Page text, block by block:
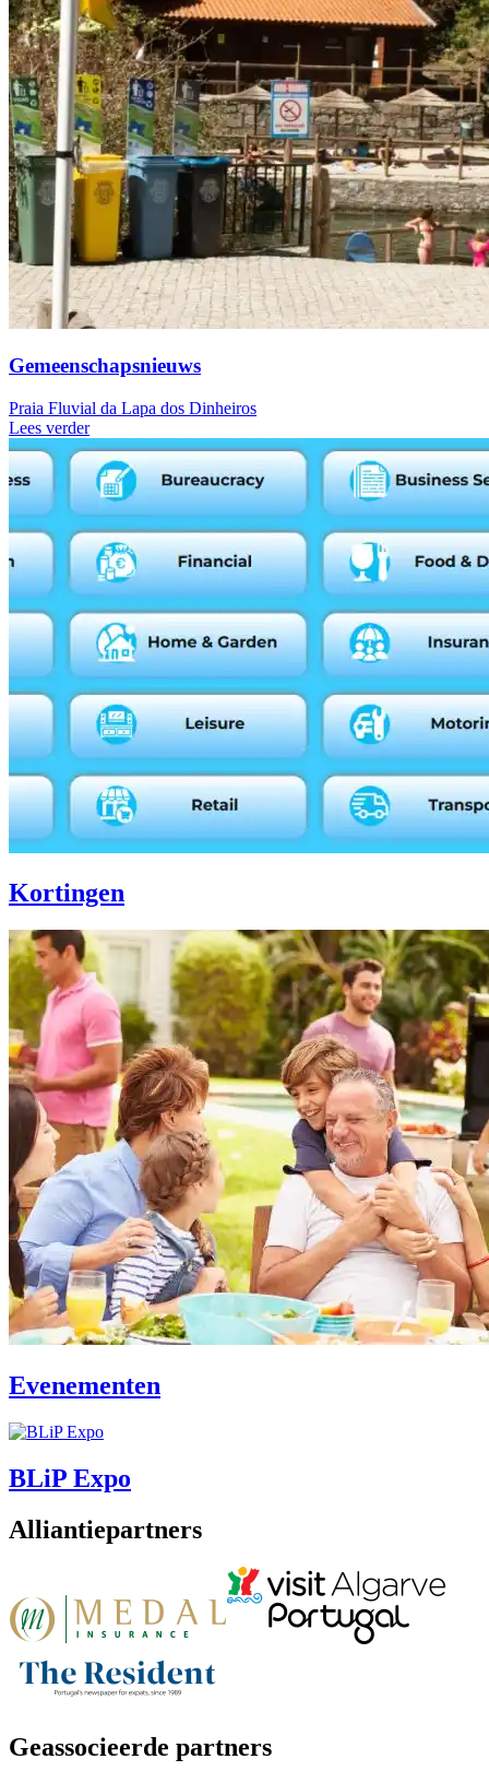
Gemeenschapsnieuws
Praia Fluvial da Lapa dos Dinheiros
Lees verder
Kortingen
Evenementen
BLiP Expo
Alliantiepartners
Geassocieerde partners